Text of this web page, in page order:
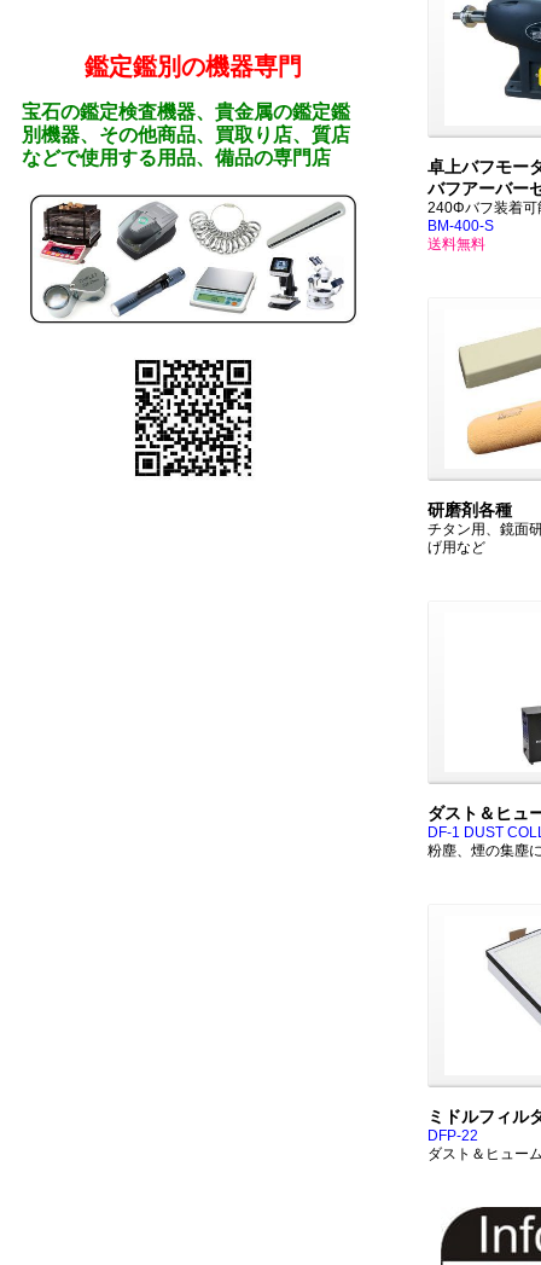
卓上バフモー
バフアーバー
240Φバフ装着可
BM-400-S
送料無料
研磨剤各種
チタン用、鏡面
げ用など
ダスト＆ヒュ
DF-1 DUST
粉塵、煙の集塵
ミドルフィル
DFP-22
ダスト＆ヒュー
鑑定鑑別の機器専門
宝石の鑑定検査機器、貴金属の鑑定鑑
別機器、その他商品、買取り店、質店
などで使用する用品、備品の専門店